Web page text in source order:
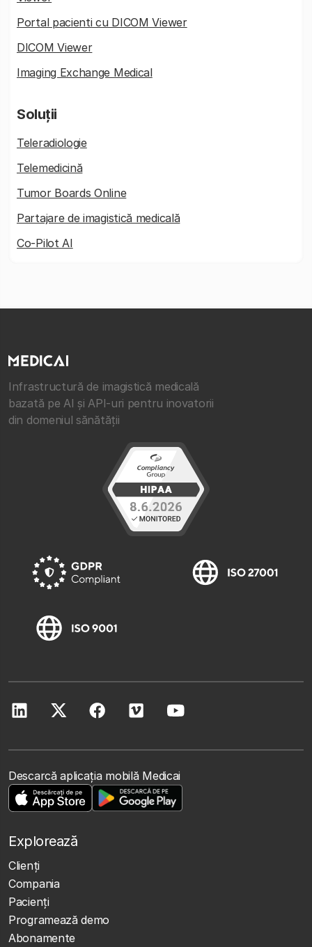
Portal pacienti cu DICOM Viewer
DICOM Viewer
Imaging Exchange Medical
Soluții
Teleradiologie
Telemedicină
Tumor Boards Online
Partajare de imagistică medicală
Co-Pilot AI
Infrastructură de imagistică medicală
bazată pe AI și API-uri pentru inovatorii
din domeniul sănătății
Descarcă aplicația mobilă Medicai
Explorează
Clienţi
Compania
Pacienți
Programează demo
Abonamente